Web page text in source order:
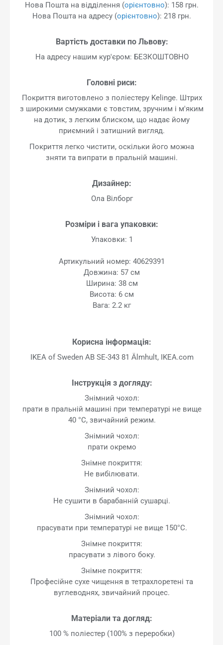
Нова Пошта на відділення (орієнтовно): 158 грн.
Нова Пошта на адресу (орієнтовно): 218 грн.
Вартість доставки по Львову:
На адресу нашим кур'єром: БЕЗКОШТОВНО
Головні риси:
Покриття виготовлено з поліестеру Kelinge. Штрих
з широкими смужками є товстим, зручним і м'яким
на дотик, з легким блиском, що надає йому
приємний і затишний вигляд.
Покриття легко чистити, оскільки його можна
зняти та випрати в пральній машині.
Дизайнер:
Ола Вілборг
Розміри і вага упаковки:
Упаковки: 1
Артикульний номер: 40629391
Довжина: 57 см
Ширина: 38 см
Висота: 6 см
Вага: 2.2 кг
Корисна інформація:
IKEA of Sweden AB SE-343 81 Älmhult, IKEA.com
Інструкція з догляду:
Знімний чохол:
прати в пральній машині при температурі не вище
40 °C, звичайний режим.
Знімний чохол:
прати окремо
Знімне покриття:
Не вибілювати.
Знімний чохол:
Не сушити в барабанній сушарці.
Знімний чохол:
прасувати при температурі не вище 150°C.
Знімне покриття:
прасувати з лівого боку.
Знімне покриття:
Професійне сухе чищення в тетрахлоретені та
вуглеводнях, звичайний процес.
Матеріали та догляд:
100 % поліестер (100% з переробки)